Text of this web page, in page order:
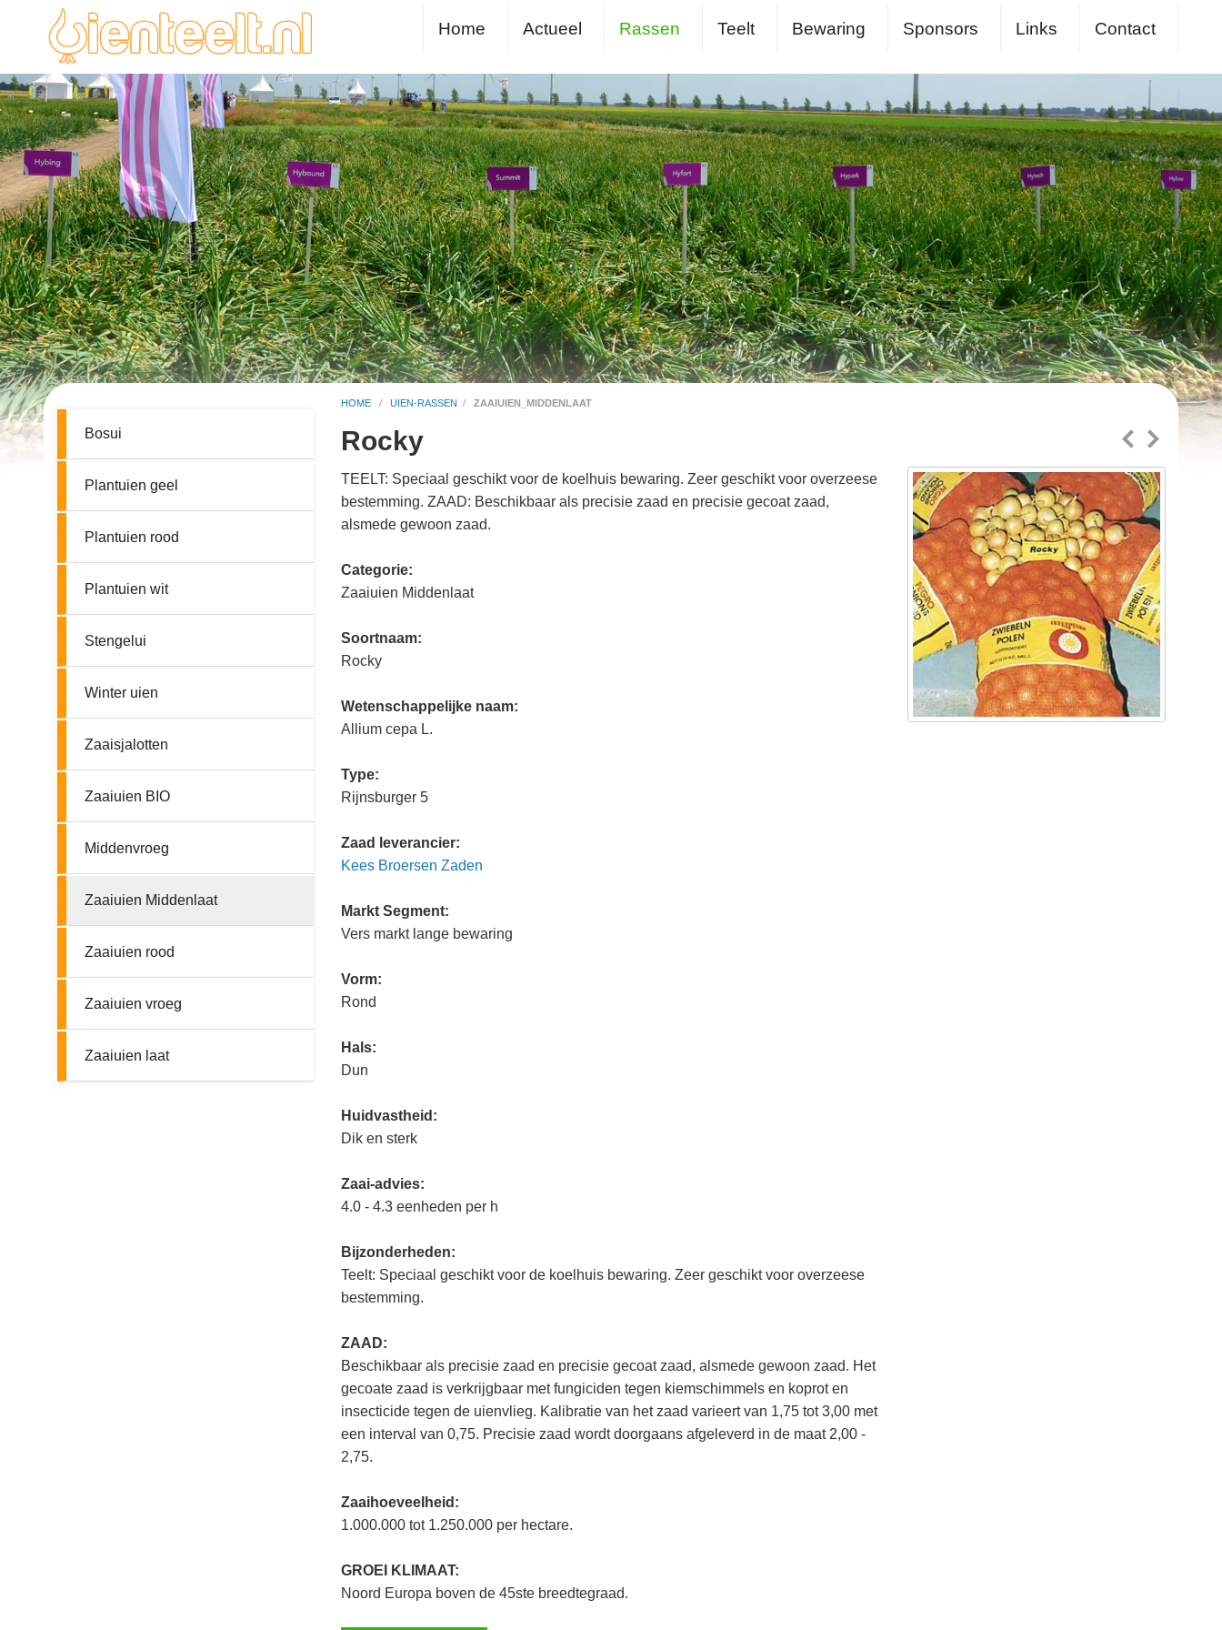
Home Actueel Rassen Teelt Bewaring Sponsors Links Contact
Bosui
Plantuien geel
Plantuien rood
Plantuien wit
Stengelui
Winter uien
Zaaisjalotten
Zaaiuien BIO
Middenvroeg
Zaaiuien Middenlaat
Zaaiuien rood
Zaaiuien vroeg
Zaaiuien laat
HOME / UIEN-RASSEN / ZAAIUIEN_MIDDENLAAT
Rocky
TEELT: Speciaal geschikt voor de koelhuis bewaring. Zeer geschikt voor overzeese
bestemming. ZAAD: Beschikbaar als precisie zaad en precisie gecoat zaad,
alsmede gewoon zaad.
Categorie:
Zaaiuien Middenlaat
Soortnaam:
Rocky
Wetenschappelijke naam:
Allium cepa L.
Type:
Rijnsburger 5
Zaad leverancier:
Kees Broersen Zaden
Markt Segment:
Vers markt lange bewaring
Vorm:
Rond
Hals:
Dun
Huidvastheid:
Dik en sterk
Zaai-advies:
4.0 - 4.3 eenheden per h
Bijzonderheden:
Teelt: Speciaal geschikt voor de koelhuis bewaring. Zeer geschikt voor overzeese
bestemming.
ZAAD:
Beschikbaar als precisie zaad en precisie gecoat zaad, alsmede gewoon zaad. Het
gecoate zaad is verkrijgbaar met fungiciden tegen kiemschimmels en koprot en
insecticide tegen de uienvlieg. Kalibratie van het zaad varieert van 1,75 tot 3,00 met
een interval van 0,75. Precisie zaad wordt doorgaans afgeleverd in de maat 2,00 -
2,75.
Zaaihoeveelheid:
1.000.000 tot 1.250.000 per hectare.
GROEI KLIMAAT:
Noord Europa boven de 45ste breedtegraad.